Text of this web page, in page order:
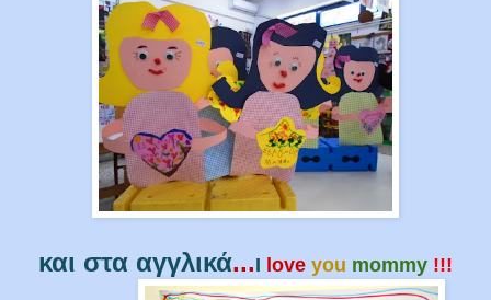
και στα αγγλικά...I love you mommy !!!